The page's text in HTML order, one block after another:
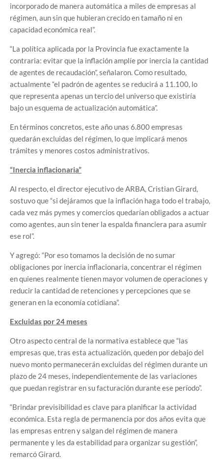
incorporado de manera automática a miles de empresas al
régimen, aun sin que hubieran crecido en tamaño ni en
capacidad económica real”.
“La política aplicada por la Provincia fue exactamente la
contraria: evitar que la inflación amplíe por inercia la cantidad
de agentes de recaudación”, señalaron. Como resultado,
actualmente “el padrón de agentes se reducirá a 11.100, lo
que representa apenas un tercio del universo que existiría
bajo un esquema de actualización automática”.
En términos concretos, este año unas 6.800 empresas
quedarán excluidas del régimen, lo que implicará menos
trámites y menores costos administrativos.
“Inercia inflacionaria”
Al respecto, el director ejecutivo de ARBA, Cristian Girard,
sostuvo que “si dejáramos que la inflación haga todo el trabajo,
cada vez más pymes y comercios quedarían obligados a actuar
como agentes, aun sin tener la espalda financiera para asumir
ese rol”.
Y agregó: “Por eso tomamos la decisión de no sumar
obligaciones por inercia inflacionaria, concentrar el régimen
en quienes realmente tienen mayor volumen de operaciones y
reducir la cantidad de retenciones y percepciones que se
generan en la economía cotidiana”.
Excluidas por 24 meses
Otro aspecto central de la normativa establece que “las
empresas que, tras esta actualización, queden por debajo del
nuevo monto permanecerán excluidas del régimen durante un
plazo de 24 meses, independientemente de las variaciones
que puedan registrar en su facturación durante ese período”.
“Brindar previsibilidad es clave para planificar la actividad
económica. Esta regla de permanencia por dos años evita que
las empresas entren y salgan del régimen de manera
permanente y les da estabilidad para organizar su gestión”,
remarcó Girard.